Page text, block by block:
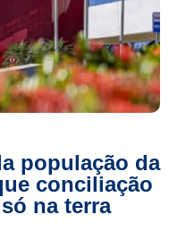
população da
conciliação
na terra